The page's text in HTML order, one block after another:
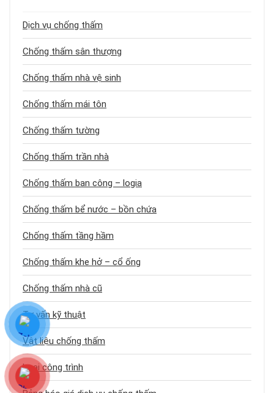
Dịch vụ chống thấm
Chống thấm sân thượng
Chống thấm nhà vệ sinh
Chống thấm mái tôn
Chống thấm tường
Chống thấm trần nhà
Chống thấm ban công – logia
Chống thấm bể nước – bồn chứa
Chống thấm tầng hầm
Chống thấm khe hở – cổ ống
Chống thấm nhà cũ
Tư vấn kỹ thuật
Vật liệu chống thấm
Loại công trình